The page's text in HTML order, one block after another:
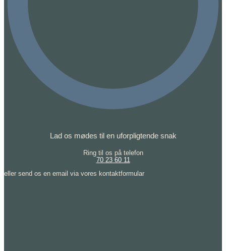
Lad os mødes til en uforpligtende snak
Ring til os på telefon
70 23 60 11
eller send os en email via vores kontaktformular